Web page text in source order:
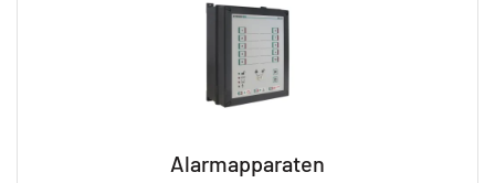
Alarmapparaten